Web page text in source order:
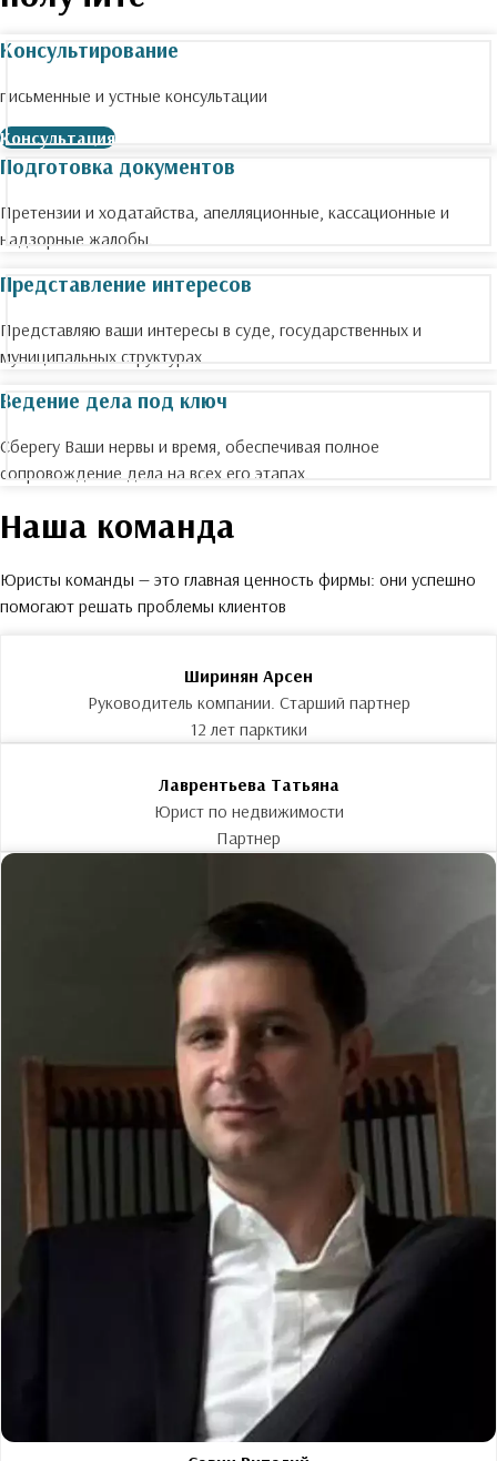
Консультирование
письменные и устные консультации
Консультация
Подготовка документов
Претензии и ходатайства, апелляционные, кассационные и
надзорные жалобы.
Представление интересов
Представляю ваши интересы в суде, государственных и
муниципальных структурах
Ведение дела под ключ
Сберегу Ваши нервы и время, обеспечивая полное
сопровождение дела на всех его этапах.
Наша команда
Юристы команды — это главная ценность фирмы: они успешно
помогают решать проблемы клиентов
Ширинян Арсен
Руководитель компании. Старший партнер
12 лет парктики
Лаврентьева Татьяна
Юрист по недвижимости
Партнер